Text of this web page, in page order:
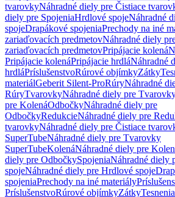
tvarovkyNáhradné diely pre Čistiace
diely pre SpojeniaHrdlové spojeNáhradné
spojeDrapákové spojeniaPrechody na iné
zariaďovacích predmetovNáhradné diely
zariaďovacích predmetovPripájacie kolená
Pripájacie kolenáPripájacie hrdláNáhradné
hrdláPríslušenstvoRúrové objímkyZátky
materiálGeberit Silent-ProRúryNáhradné
RúryTvarovkyNáhradné diely pre
pre KolenáOdbočkyNáhradné diely pre
OdbočkyRedukcieNáhradné diely pre
tvarovkyNáhradné diely pre Čistiace
SuperTubeNáhradné diely pre Tvarovky
SuperTubeKolenáNáhradné diely pre
diely pre OdbočkySpojeniaNáhradné diely
spojeNáhradné diely pre Hrdlové spoje
spojeniaPrechody na iné materiály
PríslušenstvoRúrové objímkyZátkyTesnenia